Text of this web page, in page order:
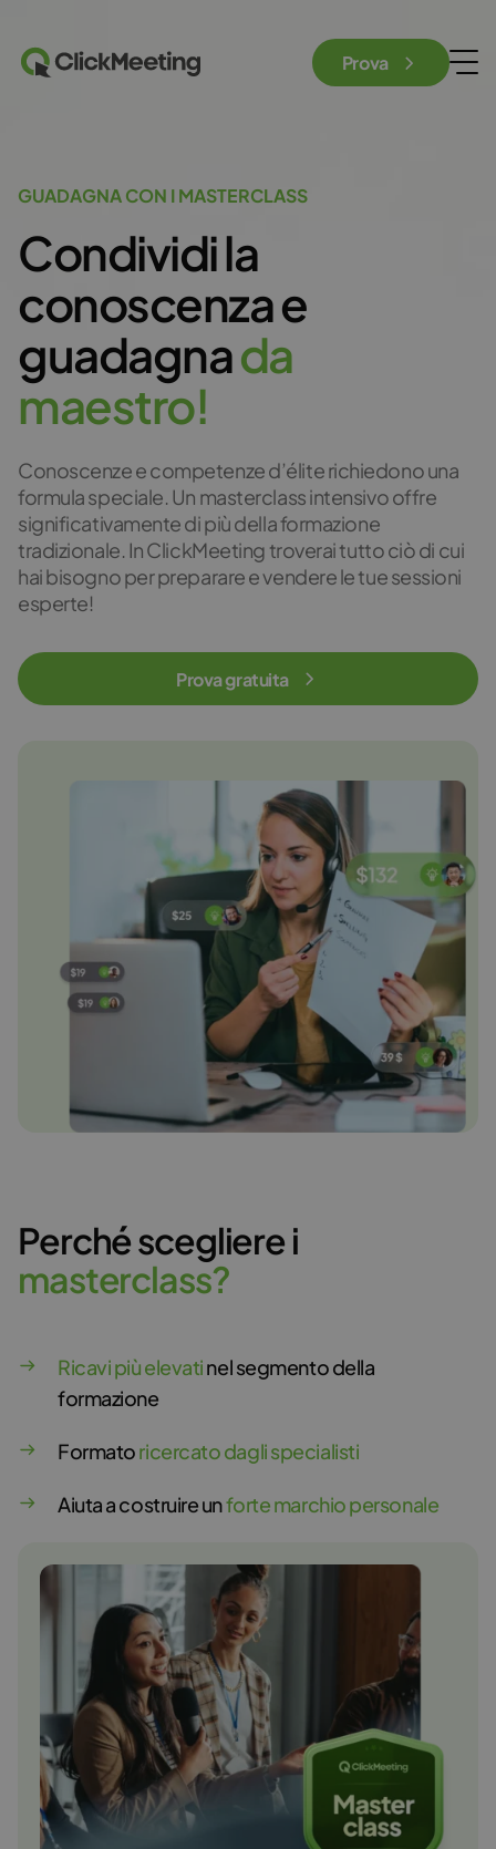
Prova
GUADAGNA CON I MASTERCLASS
Condividi la
conoscenza e
guadagnada
maestro!
Conoscenze e competenze d’élite richiedono una
formula speciale. Un masterclass intensivo offre
significativamente di più della formazione
tradizionale. In ClickMeeting troverai tutto ciò di cui
hai bisogno per preparare e vendere le tue sessioni
esperte!
Prova gratuita
Perché scegliere i
masterclass?
Ricavi più elevatinel segmento della
formazione
Formatoricercato dagli specialisti
Aiuta a costruire unforte marchio personale